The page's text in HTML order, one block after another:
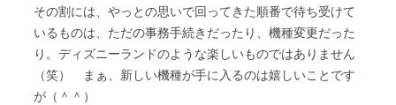
その割には、やっとの思いで回ってきた順番で待ち受けて
いるものは、ただの事務手続きだったり、機種変更だった
り。ディズニーランドのような楽しいものではありません
（笑） まぁ、新しい機種が手に入るのは嬉しいことです
が（＾＾）